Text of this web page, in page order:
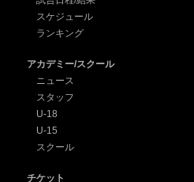
スケジュール
ランキング
アカデミー/スクール
ニュース
スタッフ
U-18
U-15
スクール
チケット